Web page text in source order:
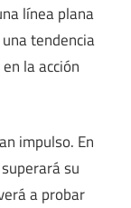
línea plana
tendencia
la acción
impulso. En
su
a probar